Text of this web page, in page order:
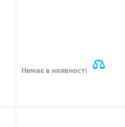
Немає в наявності